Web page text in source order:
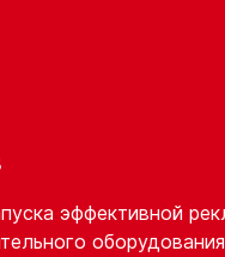
эффективной